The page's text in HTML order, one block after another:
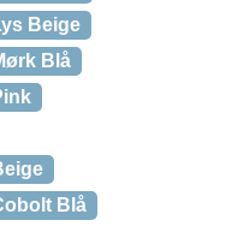
Beige
Blå
Blå